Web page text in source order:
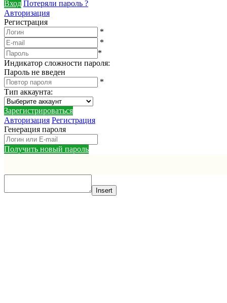
Вход Потеряли пароль ?
Авторизация
Регистрация
*
*
*
Индикатор сложности пароля:
Пароль не введен
*
Тип аккаунта:
Зарегистрироваться
Авторизация Регистрация
Генерация пароля
Получить новый пароль
Insert